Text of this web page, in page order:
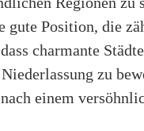
gute Position, die
charmante
zu
einem